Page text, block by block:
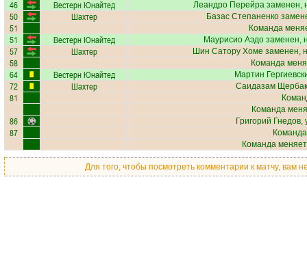
46 Вестерн Юнайтед Леандро Перейра заменен,
50 Шахтер Базас Степаненко
51 Команда
51 Вестерн Юнайтед Маурисио Аэдозаменен,
57 Шахтер Шин Сатору Хоме заменен,
58 Команда
64 Вестерн Юнайтед Мартин
72 Шахтер Саидазам Щербак
81
Команда
86 Григорий Гнедов,
87
Команда
Для того, чтобы посмотреть комментарии к матчу, вам